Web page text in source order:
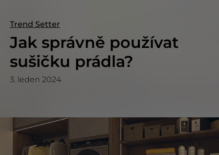
Trend Setter
Jak správně používat
sušičku prádla?
3. leden 2024